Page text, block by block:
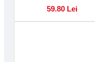
59.80 Lei